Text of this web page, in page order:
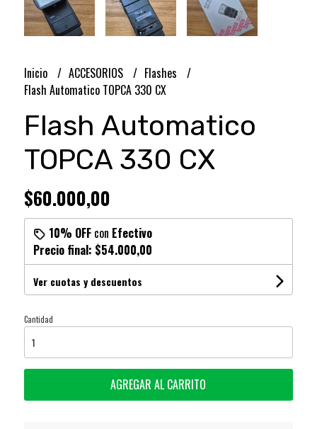
Inicio ACCESORIOS
Flashes
Flash Automatico TOPCA 330 CX
Flash Automatico
TOPCA 330 CX
$60.000,00
10% OFFcon Efectivo
Precio final: $54.000,00
Ver cuotas y descuentos
Cantidad
AGREGAR AL CARRITO